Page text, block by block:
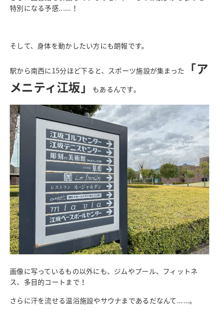
特別になる予感......！
そして、身体を動かしたい方にも朗報です。
駅から南西に15分ほど下ると、スポーツ施設が集まった
「ア
メニティ江坂」
もあるんです。
画像に写っているもの以外にも、ジムやプール、フィットネ
ス、多目的コートまで！
さらに汗を流せる温浴施設やサウナまであるだなんて......。